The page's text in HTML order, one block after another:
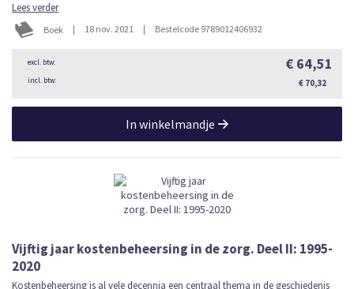
Lees verder
Boek | 18 nov. 2021 | Bestelcode 9789012406932
€ 64,51
€ 70,32
In winkelmandje
Vijftig jaar kostenbeheersing in de zorg. Deel II: 1995-
2020
Kostenbeheersing is al vele decennia een centraal thema in de geschiedenis